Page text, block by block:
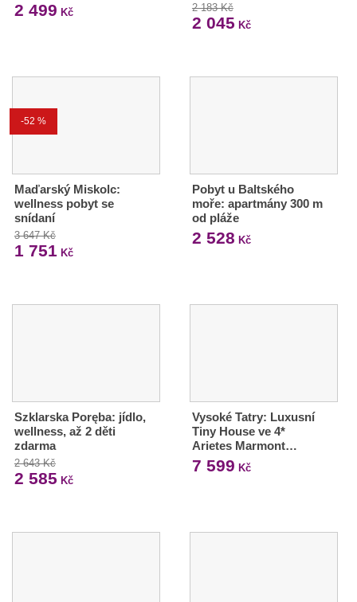
2 499 Kč 2 183 Kč
2 045 Kč
-52 %
Maďarský Miskolc:
wellness pobyt se
snídaní
3 647 Kč
1 751 Kč
Pobyt u Baltského
moře: apartmány 300 m
od pláže
2 528 Kč
Szklarska Poręba: jídlo,
wellness, až 2 děti
zdarma
2 643 Kč
2 585 Kč
Vysoké Tatry: Luxusní
Tiny House ve 4*
Arietes Marmont…
7 599 Kč